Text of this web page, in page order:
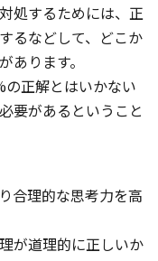
処するためには、正
るなどして、どこか
あります。
正解とはいかない
要があるということ
合理的な思考力を高
が道理的に正しいか